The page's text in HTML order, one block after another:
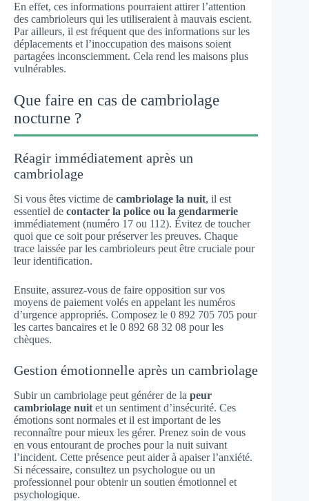
En effet, ces informations pourraient attirer l’attention
des cambrioleurs qui les utiliseraient à mauvais escient.
Par ailleurs, il est fréquent que des informations sur les
déplacements et l’inoccupation des maisons soient
partagées inconsciemment. Cela rend les maisons plus
vulnérables.
Que faire en cas de cambriolage
nocturne ?
Réagir immédiatement après un
cambriolage
Si vous êtes victime de cambriolage la nuit, il est
essentiel de contacter la police ou la gendarmerie
immédiatement (numéro 17 ou 112). Évitez de toucher
quoi que ce soit pour préserver les preuves. Chaque
trace laissée par les cambrioleurs peut être cruciale pour
leur identification.
Ensuite, assurez-vous de faire opposition sur vos
moyens de paiement volés en appelant les numéros
d’urgence appropriés. Composez le 0 892 705 705 pour
les cartes bancaires et le 0 892 68 32 08 pour les
chèques.
Gestion émotionnelle après un cambriolage
Subir un cambriolage peut générer de la peur
cambriolage nuit et un sentiment d’insécurité. Ces
émotions sont normales et il est important de les
reconnaître pour mieux les gérer. Prenez soin de vous
en vous entourant de proches pour la nuit suivant
l’incident. Cette présence peut aider à apaiser l’anxiété.
Si nécessaire, consultez un psychologue ou un
professionnel pour obtenir un soutien émotionnel et
psychologique.